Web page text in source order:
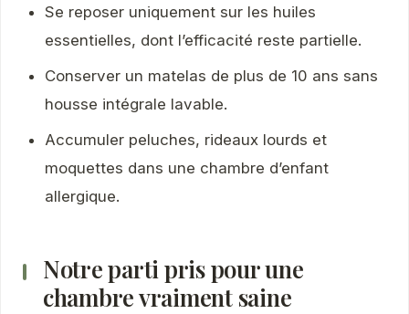
Se reposer uniquement sur les huiles
essentielles, dont l’efficacité reste partielle.
Conserver un matelas de plus de 10 ans sans
housse intégrale lavable.
Accumuler peluches, rideaux lourds et
moquettes dans une chambre d’enfant
allergique.
Notre parti pris pour une
chambre vraiment saine